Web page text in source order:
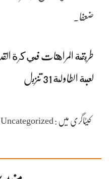
ضعفا.
طريقة المراهنات في كرة
لعبة الطاولة 31 تنزيل
کیٹاگری میں : Uncategorized